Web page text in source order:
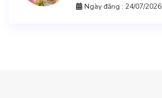
Ngày đăng : 24/07/2026